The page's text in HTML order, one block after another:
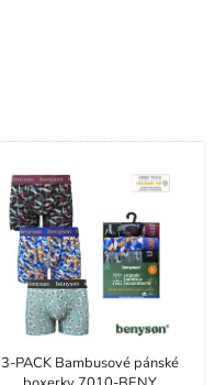
3-PACK Bambusové pánské